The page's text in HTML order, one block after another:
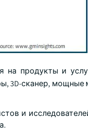
на продукты и
3D-сканер,
и